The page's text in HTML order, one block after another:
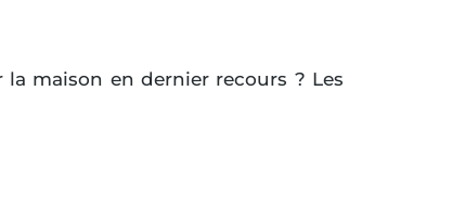
maison en dernier recours ? Les